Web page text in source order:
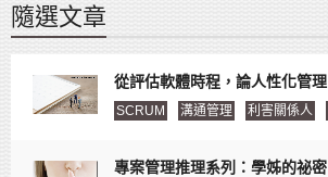
隨選文章
從評估軟體時程，論人性化管理
SCRUM 溝通管理 利害關係人
專案管理推理系列：學姊的祕密